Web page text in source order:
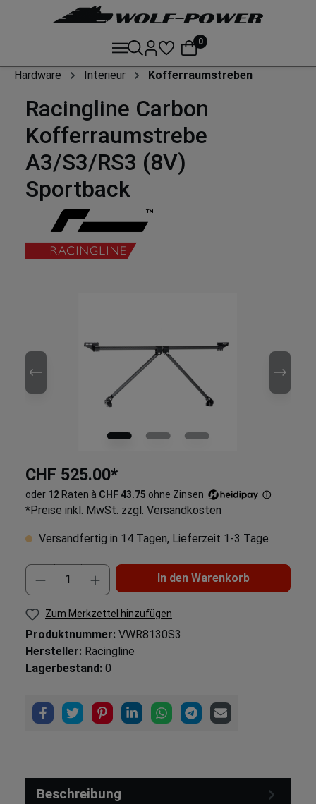
0
Hardware Interieur Kofferraumstreben
Racingline Carbon
Kofferraumstrebe
A3/S3/RS3 (8V)
Sportback
CHF 525.00*
oder 12 Raten à CHF 43.75 ohne Zinsen ⓘ
*Preise inkl. MwSt. zzgl. Versandkosten
Versandfertig in 14 Tagen, Lieferzeit 1-3 Tage
In den Warenkorb
Zum Merkzettel hinzufügen
Produktnummer: VWR8130S3
Hersteller: Racingline
Lagerbestand: 0
Beschreibung